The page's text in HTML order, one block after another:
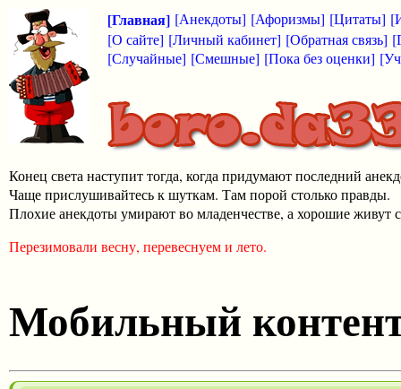
[Главная] [Анекдоты] [Афоризмы] [Цитаты]
[О сайте] [Личный кабинет] [Обратная связь]
[Случайные] [Смешные] [Пока без оценки]
Конец света наступит тогда, когда придумают последний
Чаще прислушивайтесь к шуткам. Там порой столько правды.
Плохие анекдоты умирают во младенчестве, а хорошие живут
Перезимовали весну, перевеснуем и лето.
Мобильный